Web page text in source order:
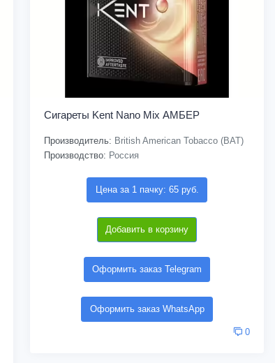
Сигареты Kent Nano Mix АМБЕР
Производитель: British American Tobacco (BAT)
Производство: Россия
Цена за 1 пачку: 65 руб.
Добавить в корзину
Оформить заказ Telegram
Оформить заказ WhatsApp
0